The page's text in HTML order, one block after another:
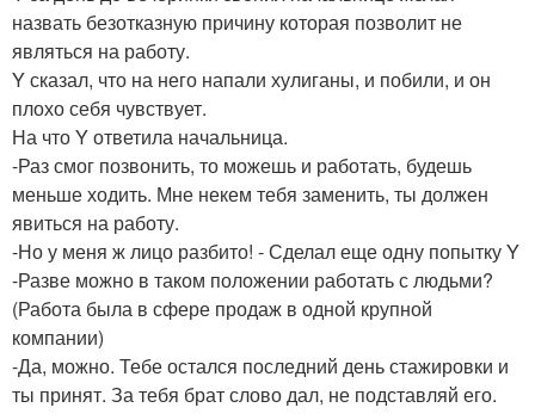
назвать безотказную причину которая позволит не
являться на работу.
Y сказал, что на него напали хулиганы, и побили, и он
плохо себя чувствует.
На что Y ответила начальница.
-Раз смог позвонить, то можешь и работать, будешь
меньше ходить. Мне некем тебя заменить, ты должен
явиться на работу.
-Но у меня ж лицо разбито! - Сделал еще одну попытку Y
-Разве можно в таком положении работать с людьми?
(Работа была в сфере продаж в одной крупной
компании)
-Да, можно. Тебе остался последний день стажировки и
ты принят. За тебя брат слово дал, не подставляй его.